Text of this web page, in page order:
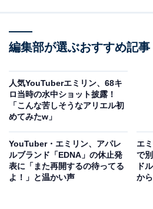
編集部が選ぶおすすめ記事
人気YouTuberエミリン、68キ
ロ当時の水中ショット披露！
「こんな苦しそうなアリエル初
めてみたw」
YouTuber・エミリン、アパレ
ルブランド「EDNA」の休止発
表に「また再開するの待ってる
よ！」と温かい声
エ
で
ド
か